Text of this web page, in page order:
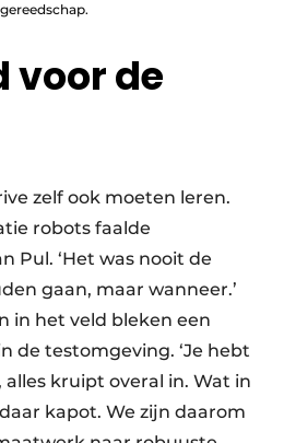
voor de
zelf ook moeten leren.
robots faalde
Pul. ‘Het was nooit de
gaan, maar wanneer.’
in het veld bleken een
de testomgeving. ‘Je hebt
kruipt overal in. Wat in
kapot. We zijn daarom